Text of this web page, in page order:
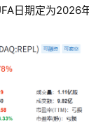
日期定为2026